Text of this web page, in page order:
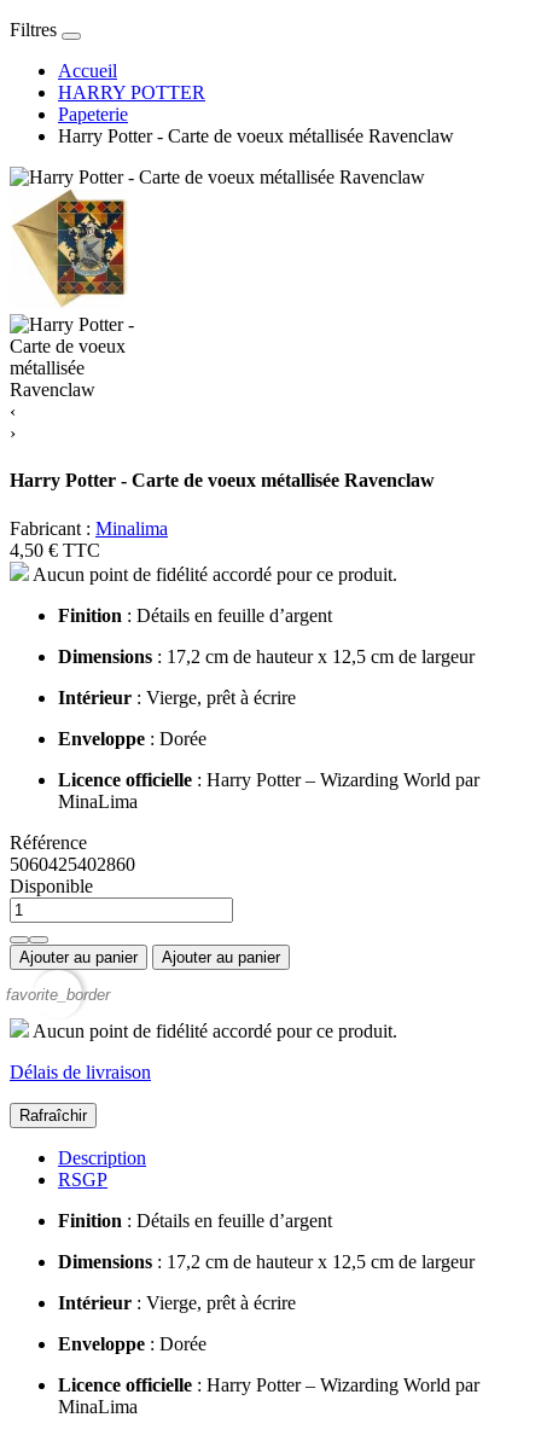
Filtres
Accueil
HARRY POTTER
Papeterie
Harry Potter - Carte de voeux métallisée Ravenclaw
‹
›
Harry Potter - Carte de voeux métallisée Ravenclaw
Fabricant : Minalima
4,50 € TTC
Aucun point de fidélité accordé pour ce produit.
Finition : Détails en feuille d’argent
Dimensions : 17,2 cm de hauteur x 12,5 cm de largeur
Intérieur : Vierge, prêt à écrire
Enveloppe : Dorée
Licence officielle : Harry Potter – Wizarding World par
MinaLima
Référence
5060425402860
Disponible
Ajouter au panier Ajouter au panier
favorite_border
Aucun point de fidélité accordé pour ce produit.
Délais de livraison
Description
RSGP
Finition : Détails en feuille d’argent
Dimensions : 17,2 cm de hauteur x 12,5 cm de largeur
Intérieur : Vierge, prêt à écrire
Enveloppe : Dorée
Licence officielle : Harry Potter – Wizarding World par
MinaLima